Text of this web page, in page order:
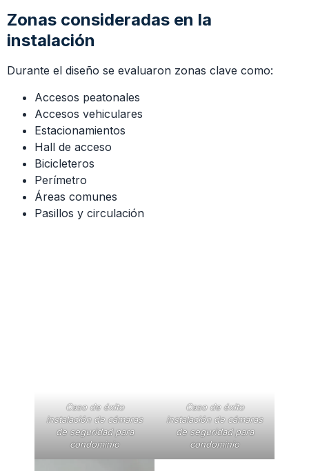
Zonas consideradas en la
instalación
Durante el diseño se evaluaron zonas clave como:
Accesos peatonales
Accesos vehiculares
Estacionamientos
Hall de acceso
Bicicleteros
Perímetro
Áreas comunes
Pasillos y circulación
Caso de éxito
instalación de cámaras
de seguridad para
condominio
Caso de éxito
instalación de cámaras
de seguridad para
condominio